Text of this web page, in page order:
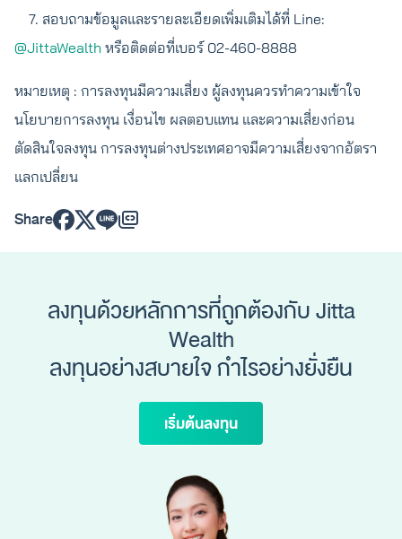
7. สอบถามข้อมูลและรายละเอียดเพิ่มเติมได้ที่ Line:
@JittaWealth หรือติดต่อที่เบอร์ 02-460-8888
หมายเหตุ : การลงทุนมีความเสี่ยง ผู้ลงทุนควรทำความเข้าใจ
นโยบายการลงทุน เงื่อนไข ผลตอบแทน และความเสี่ยงก่อน
ตัดสินใจลงทุน การลงทุนต่างประเทศอาจมีความเสี่ยงจากอัตรา
แลกเปลี่ยน
Share
ลงทุนด้วยหลักการที่ถูกต้องกับ Jitta
Wealth
ลงทุนอย่างสบายใจ กำไรอย่างยั่งยืน
เริ่มต้นลงทุน